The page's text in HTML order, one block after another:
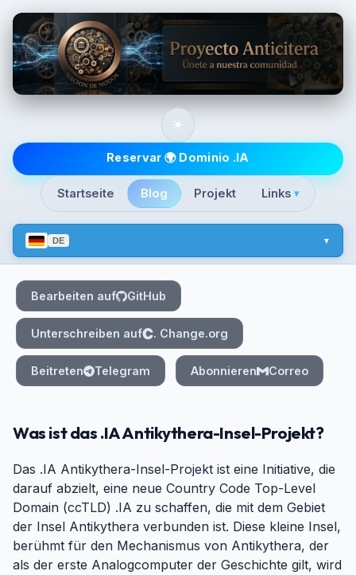
Top level
Startseite Blog Projekt Links ▾
DE
☀️
Reservar 🌍 Dominio .IA
Bearbeiten auf GitHub
Unterschreiben auf . Change.org
Beitreten Telegram Abonnieren Correo
Was ist das .IA Antikythera-Insel-Projekt?
Das .IA Antikythera-Insel-Projekt ist eine Initiative, die
darauf abzielt, eine neue Country Code Top-Level
Domain (ccTLD) .IA zu schaffen, die mit dem Gebiet
der Insel Antikythera verbunden ist. Diese kleine Insel,
berühmt für den Mechanismus von Antikythera, der
als der erste Analogcomputer der Geschichte gilt, wird